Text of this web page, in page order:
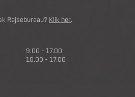
Rejsebureau? Klik her.
9.00 - 17.00
10.00 - 17.00